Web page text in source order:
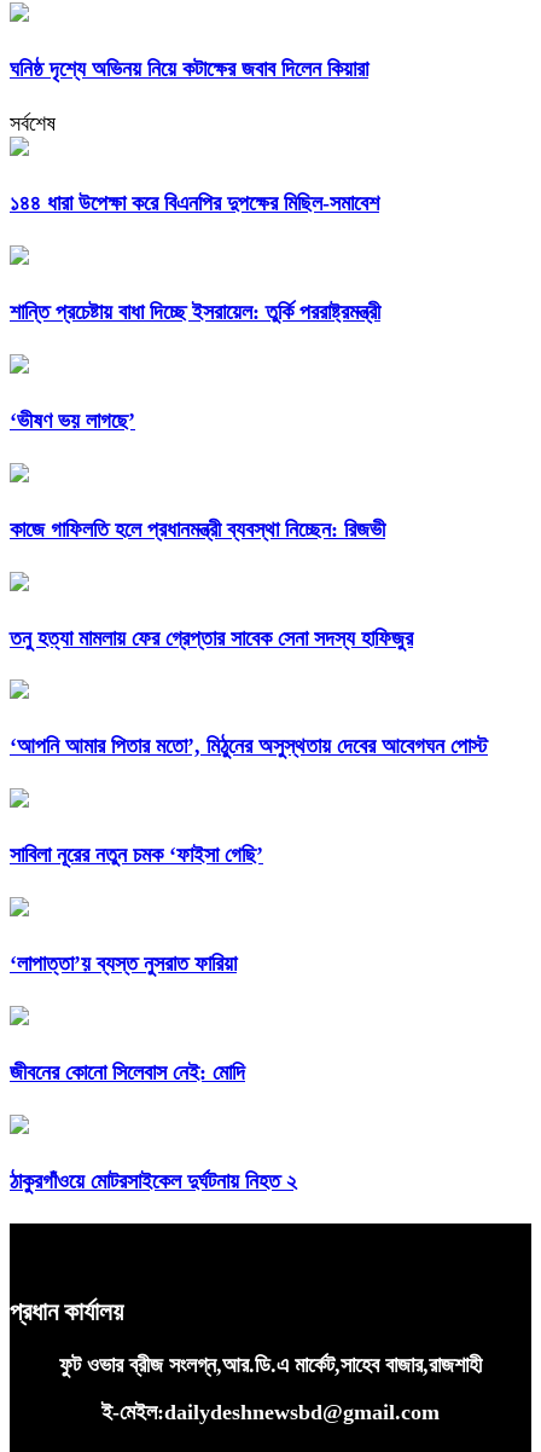
ঘনিষ্ঠ দৃশ্যে অভিনয় নিয়ে কটাক্ষের জবাব দিলেন কিয়ারা
সর্বশেষ
১৪৪ ধারা উপেক্ষা করে বিএনপির দুপক্ষের মিছিল-সমাবেশ
শান্তি প্রচেষ্টায় বাধা দিচ্ছে ইসরায়েল: তুর্কি পররাষ্ট্রমন্ত্রী
‘ভীষণ ভয় লাগছে’
কাজে গাফিলতি হলে প্রধানমন্ত্রী ব্যবস্থা নিচ্ছেন: রিজভী
তনু হত্যা মামলায় ফের গ্রেপ্তার সাবেক সেনা সদস্য হাফিজুর
‘আপনি আমার পিতার মতো’, মিঠুনের অসুস্থতায় দেবের আবেগঘন পোস্ট
সাবিলা নূরের নতুন চমক ‘ফাইসা গেছি’
‘লাপাত্তা’য় ব্যস্ত নুসরাত ফারিয়া
জীবনের কোনো সিলেবাস নেই: মোদি
ঠাকুরগাঁওয়ে মোটরসাইকেল দুর্ঘটনায় নিহত ২
প্রধান কার্যালয়
ফুট ওভার ব্রীজ সংলগ্ন,আর.ডি.এ মার্কেট,সাহেব বাজার,রাজশাহী
ই-মেইল:dailydeshnewsbd@gmail.com